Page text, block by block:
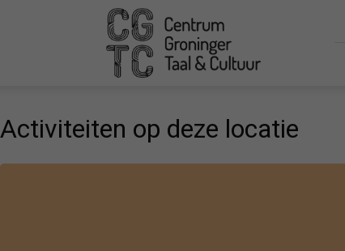
CGTC
Activiteiten op deze locatie